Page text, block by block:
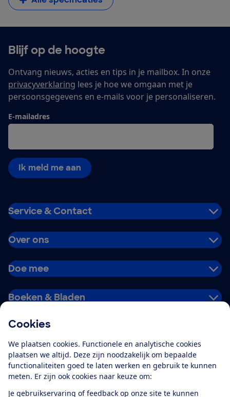
Cookies
We plaatsen cookies. Functionele en analytische cookies
plaatsen we altijd. Deze zijn noodzakelijk om bepaalde
functionaliteiten goed te laten werken en gebruik te kunnen
meten. Er zijn ook cookies naar keuze om:
Je gebruikservaring of feedback op onze site te kunnen
Blijf op de hoogte
Ontvang nieuws, acties en tips in je mailbox. In onze
privacyverklaring lees je hoe we omgaan met je
persoonsgegevens en e-mails voor je personaliseren.
E-mailadres
Ik meld me aan
Service & Contact
Over ons
Doe mee
Boeken & Bladen
Alles over de